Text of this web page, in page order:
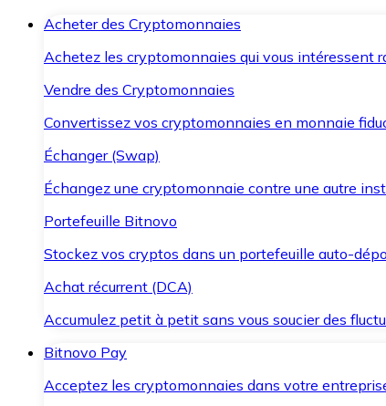
Acheter des Cryptomonnaies
Achetez les cryptomonnaies qui vous intéressent
Vendre des Cryptomonnaies
Convertissez vos cryptomonnaies en monnaie
Échanger (Swap)
Échangez une cryptomonnaie contre une autre
Portefeuille Bitnovo
Stockez vos cryptos dans un portefeuille auto-
Achat récurrent (DCA)
Accumulez petit à petit sans vous soucier des
Bitnovo Pay
Acceptez les cryptomonnaies dans votre